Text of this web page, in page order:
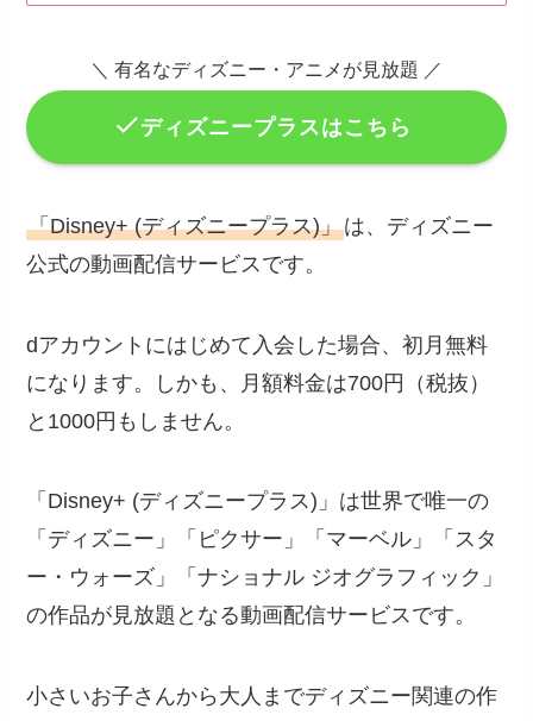
＼ 有名なディズニー・アニメが見放題 ／
ディズニープラスはこちら
「Disney+ (ディズニープラス)」は、ディズニー
公式の動画配信サービスです。
dアカウントにはじめて入会した場合、初月無料
になります。しかも、月額料金は700円（税抜）
と1000円もしません。
「Disney+ (ディズニープラス)」は世界で唯一の
「ディズニー」「ピクサー」「マーベル」「スタ
ー・ウォーズ」「ナショナル ジオグラフィック」
の作品が見放題となる動画配信サービスです。
小さいお子さんから大人までディズニー関連の作